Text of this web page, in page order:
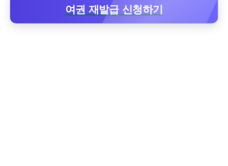
여권 재발급 신청하기